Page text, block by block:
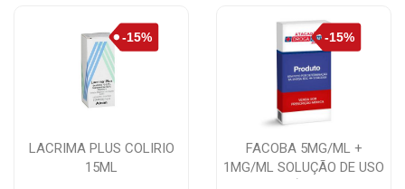
LACRIMA PLUS COLIRIO
15ML
FACOBA 5MG/ML +
1MG/ML SOLUÇÃO DE USO